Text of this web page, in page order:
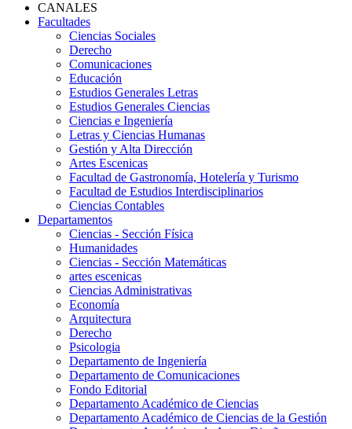
CANALES
Facultades
Ciencias Sociales
Derecho
Comunicaciones
Educación
Estudios Generales Letras
Estudios Generales Ciencias
Ciencias e Ingeniería
Letras y Ciencias Humanas
Gestión y Alta Dirección
Artes Escenicas
Facultad de Gastronomía, Hotelería y Turismo
Facultad de Estudios Interdisciplinarios
Ciencias Contables
Departamentos
Ciencias - Sección Física
Humanidades
Ciencias - Sección Matemáticas
artes escenicas
Ciencias Administrativas
Economía
Arquitectura
Derecho
Psicologia
Departamento de Ingeniería
Departamento de Comunicaciones
Fondo Editorial
Departamento Académico de Ciencias
Departamento Académico de Ciencias de la Gestión